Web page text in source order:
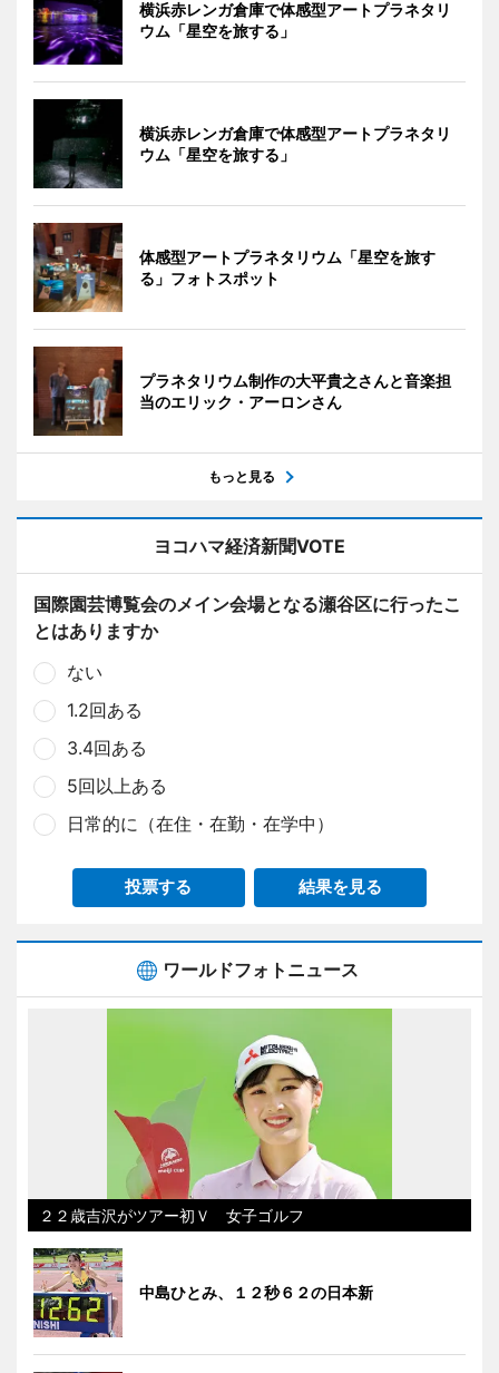
横浜赤レンガ倉庫で体感型アートプラネタリ
ウム「星空を旅する」
横浜赤レンガ倉庫で体感型アートプラネタリ
ウム「星空を旅する」
体感型アートプラネタリウム「星空を旅す
る」フォトスポット
プラネタリウム制作の大平貴之さんと音楽担
当のエリック・アーロンさん
もっと見る
ヨコハマ経済新聞VOTE
国際園芸博覧会のメイン会場となる瀬谷区に行ったこ
とはありますか
ない
1.2回ある
3.4回ある
5回以上ある
日常的に（在住・在勤・在学中）
投票する 結果を見る
ワールドフォトニュース
２２歳吉沢がツアー初Ｖ 女子ゴルフ
中島ひとみ、１２秒６２の日本新